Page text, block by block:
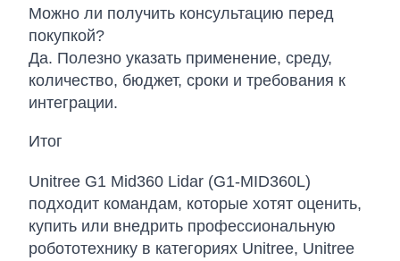
Можно ли получить консультацию перед
покупкой?
Да. Полезно указать применение, среду,
количество, бюджет, сроки и требования к
интеграции.
Итог
Unitree G1 Mid360 Lidar (G1-MID360L)
подходит командам, которые хотят оценить,
купить или внедрить профессиональную
робототехнику в категориях Unitree, Unitree